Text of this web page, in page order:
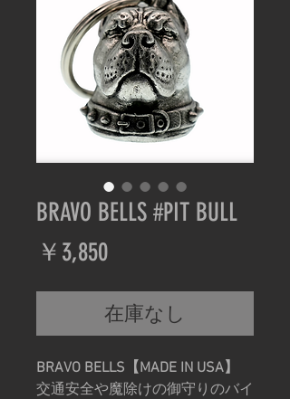
BRAVO BELLS #PIT BULL
￥3,850価
格
在庫なし
BRAVO BELLS【MADE IN USA】
交通安全や魔除けの御守りのバイ